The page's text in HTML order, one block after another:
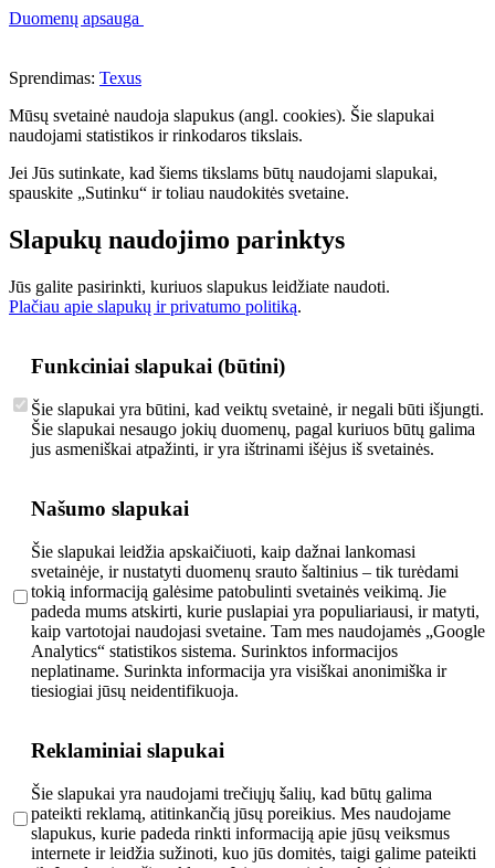
Duomenų apsauga
Sprendimas: Texus
Mūsų svetainė naudoja slapukus (angl. cookies). Šie slapukai
naudojami statistikos ir rinkodaros tikslais.
Jei Jūs sutinkate, kad šiems tikslams būtų naudojami slapukai,
spauskite „Sutinku“ ir toliau naudokitės svetaine.
Slapukų naudojimo parinktys
Jūs galite pasirinkti, kuriuos slapukus leidžiate naudoti.
Plačiau apie slapukų ir privatumo politiką.
Funkciniai slapukai (būtini)
Šie slapukai yra būtini, kad veiktų svetainė, ir negali būti išjungti.
Šie slapukai nesaugo jokių duomenų, pagal kuriuos būtų galima
jus asmeniškai atpažinti, ir yra ištrinami išėjus iš svetainės.
Našumo slapukai
Šie slapukai leidžia apskaičiuoti, kaip dažnai lankomasi
svetainėje, ir nustatyti duomenų srauto šaltinius – tik turėdami
tokią informaciją galėsime patobulinti svetainės veikimą. Jie
padeda mums atskirti, kurie puslapiai yra populiariausi, ir matyti,
kaip vartotojai naudojasi svetaine. Tam mes naudojamės „Google
Analytics“ statistikos sistema. Surinktos informacijos
neplatiname. Surinkta informacija yra visiškai anonimiška ir
tiesiogiai jūsų neidentifikuoja.
Reklaminiai slapukai
Šie slapukai yra naudojami trečiųjų šalių, kad būtų galima
pateikti reklamą, atitinkančią jūsų poreikius. Mes naudojame
slapukus, kurie padeda rinkti informaciją apie jūsų veiksmus
internete ir leidžia sužinoti, kuo jūs domitės, taigi galime pateikti